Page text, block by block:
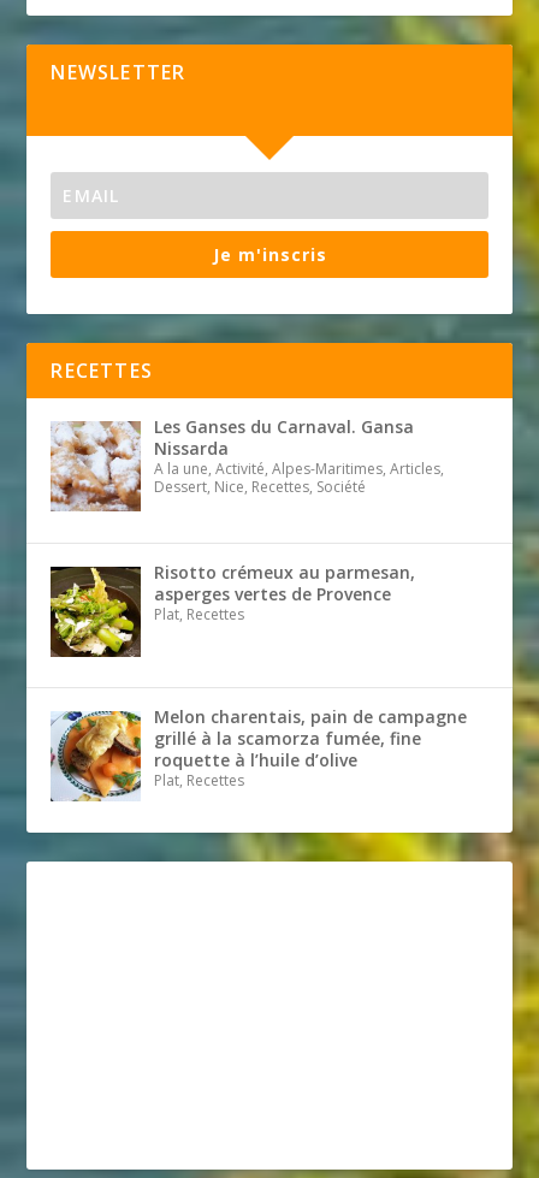
NEWSLETTER
Je m'inscris
RECETTES
Les Ganses du Carnaval. Gansa
Nissarda
A la une, Activité, Alpes-Maritimes, Articles,
Dessert, Nice, Recettes, Société
Risotto crémeux au parmesan,
asperges vertes de Provence
Plat, Recettes
Melon charentais, pain de campagne
grillé à la scamorza fumée, fine
roquette à l’huile d’olive
Plat, Recettes